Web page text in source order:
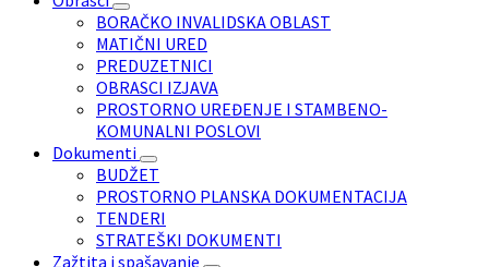
BORAČKO INVALIDSKA OBLAST
MATIČNI URED
PREDUZETNICI
OBRASCI IZJAVA
PROSTORNO UREĐENJE I STAMBENO-
KOMUNALNI POSLOVI
Dokumenti
BUDŽET
PROSTORNO PLANSKA DOKUMENTACIJA
TENDERI
STRATEŠKI DOKUMENTI
Zažtita i spašavanje